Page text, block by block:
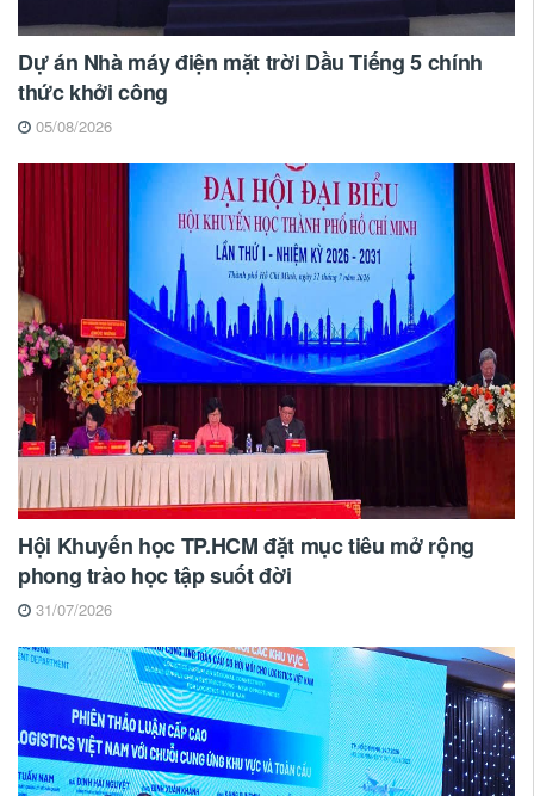
Dự án Nhà máy điện mặt trời Dầu Tiếng 5 chính
thức khởi công
05/08/2026
Hội Khuyến học TP.HCM đặt mục tiêu mở rộng
phong trào học tập suốt đời
31/07/2026